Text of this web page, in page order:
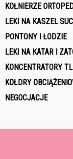
KOŁNIERZE
LEKI NA KASZEL
PONTONY I ŁODZIE
LEKI NA KATAR I
KONCENTRATORY
KOŁDRY
NEGOCJACJE